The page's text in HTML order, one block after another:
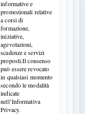
informative e
promozionali relative
a corsi di
formazione,
iniziative,
agevolazioni,
scadenze e servizi
proposti.Il consenso
può essere revocato
in qualsiasi momento
secondo le modalità
indicate
nell’Informativa
Privacy.